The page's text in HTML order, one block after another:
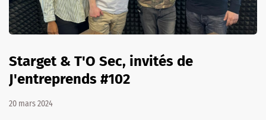
Starget & T'O Sec, invités de
J'entreprends #102
20 mars 2024